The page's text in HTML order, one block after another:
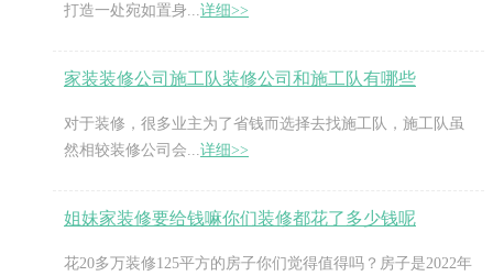
打造一处宛如置身... 详细>>
家装装修公司施工队装修公司和施工队有哪些
对于装修，很多业主为了省钱而选择去找施工队，施工队虽
然相较装修公司会... 详细>>
姐妹家装修要给钱嘛你们装修都花了多少钱呢
花20多万装修125平方的房子你们觉得值得吗？房子是2022年